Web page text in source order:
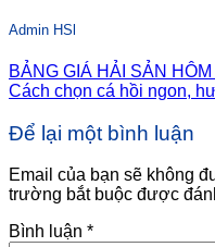
Admin HSl
BẢNG GIÁ HẢI SẢN
Cách chọn cá hồi ngon,
Để lại một bình luận
Email của bạn sẽ không
trường bắt buộc được
Bình luận *